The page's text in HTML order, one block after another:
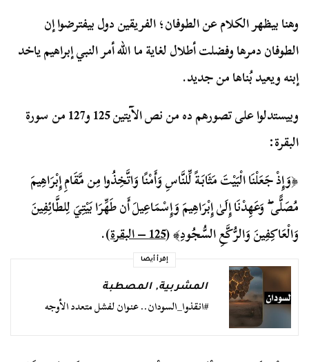
وهنا بيظهر الكلام عن الطوفان؛ الفريقين دول بيفترضوا إن
الطوفان دمرها وفضلت أطلال لغاية ما الله أمر النبي إبراهيم ياخد
إبنه ويعيد بُناها من جديد.
وبيستدلوا على تصورهم ده من نص الآيتين 125 و127 من سورة
البقرة:
﴿وَإِذْ جَعَلْنَا الْبَيْتَ مَثَابَةً لِّلنَّاسِ وَأَمْنًا وَاتَّخِذُوا مِن مَّقَامِ إِبْرَاهِيمَ
مُصَلًّى ۖ وَعَهِدْنَا إِلَىٰ إِبْرَاهِيمَ وَإِسْمَاعِيلَ أَن طَهِّرَا بَيْتِيَ لِلطَّائِفِينَ
وَالْعَاكِفِينَ وَالرُّكَّعِ السُّجُودِ﴾ (125 – البقرة ).
إقرأ أيضا
المشربية,المصطبة
#انقذوا_السودان.. عنوان لفشل متعدد الأوجه